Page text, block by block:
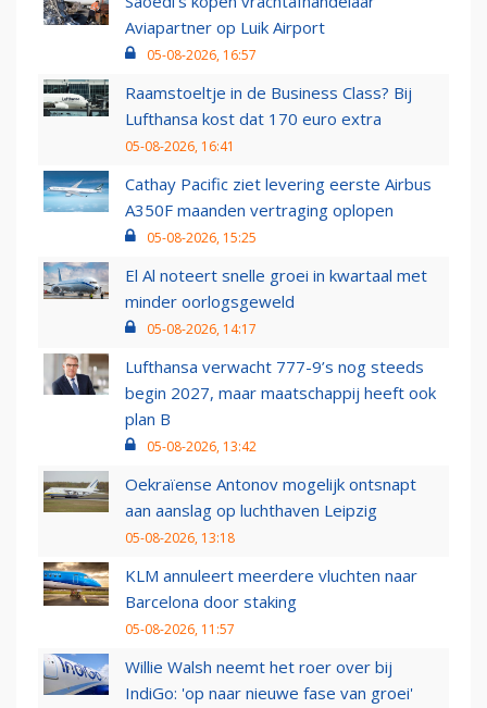
Aviapartner op Luik Airport
05-08-2026, 16:57
Raamstoeltje in de Business Class? Bij
Lufthansa kost dat 170 euro extra
05-08-2026, 16:41
Cathay Pacific ziet levering eerste Airbus
A350F maanden vertraging oplopen
05-08-2026, 15:25
El Al noteert snelle groei in kwartaal met
minder oorlogsgeweld
05-08-2026, 14:17
Lufthansa verwacht 777-9’s nog steeds
begin 2027, maar maatschappij heeft ook
plan B
05-08-2026, 13:42
Oekraïense Antonov mogelijk ontsnapt
aan aanslag op luchthaven Leipzig
05-08-2026, 13:18
KLM annuleert meerdere vluchten naar
Barcelona door staking
05-08-2026, 11:57
Willie Walsh neemt het roer over bij
IndiGo: 'op naar nieuwe fase van groei'